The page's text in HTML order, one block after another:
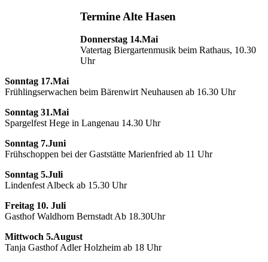
Termine Alte Hasen
Donnerstag 14.Mai
Vatertag Biergartenmusik beim Rathaus, 10.30
Uhr
Sonntag 17.Mai
Frühlingserwachen beim Bärenwirt Neuhausen ab 16.30 Uhr
Sonntag 31.Mai
Spargelfest Hege in Langenau 14.30 Uhr
Sonntag 7.Juni
Frühschoppen bei der Gaststätte Marienfried ab 11 Uhr
Sonntag 5.Juli
Lindenfest Albeck ab 15.30 Uhr
Freitag 10. Juli
Gasthof Waldhorn Bernstadt Ab 18.30Uhr
Mittwoch 5.August
Tanja Gasthof Adler Holzheim ab 18 Uhr